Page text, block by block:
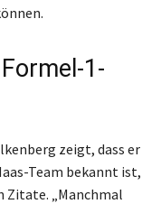
1-
zeigt, dass er
Team bekannt ist,
Zitate. „Manchmal